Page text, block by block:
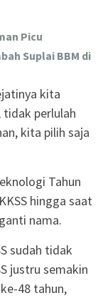
Picu
Suplai BBM di
kita
tidak perlulah
kita pilih saja
Tahun
hingga saat
nama.
sudah tidak
justru semakin
48 tahun,